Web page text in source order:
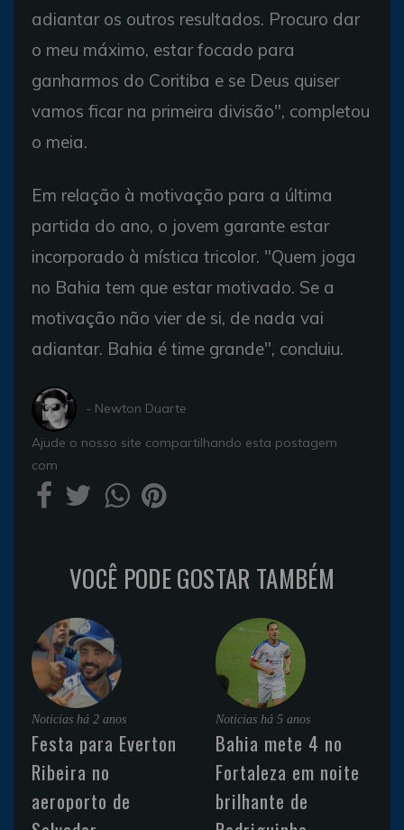
adiantar os outros resultados. Procuro dar
o meu máximo, estar focado para
ganharmos do Coritiba e se Deus quiser
vamos ficar na primeira divisão", completou
o meia.
Em relação à motivação para a última
partida do ano, o jovem garante estar
incorporado à mística tricolor. "Quem joga
no Bahia tem que estar motivado. Se a
motivação não vier de si, de nada vai
adiantar. Bahia é time grande", concluiu.
- Newton Duarte
Ajude o nosso site compartilhando esta postagem
com
VOCÊ PODE GOSTAR TAMBÉM
Noticias há 2 anos
Festa para Everton
Ribeira no
aeroporto de
Noticias há 5 anos
Bahia mete 4 no
Fortaleza em noite
brilhante de